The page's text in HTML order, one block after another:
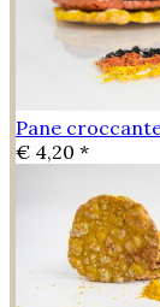
Pane
€ 4,20 *